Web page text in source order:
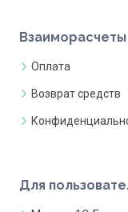
Взаиморасчеты
Оплата
Возврат средств
Для